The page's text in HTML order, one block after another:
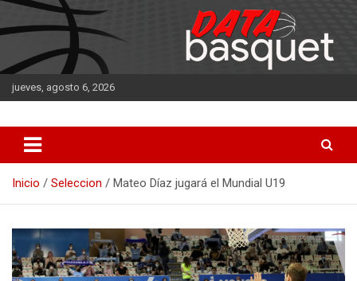
Saltar
al
contenido
jueves, agosto 6, 2026
DATA Basquet
Inicio Seleccion Mateo Díaz jugará el Mundial U19